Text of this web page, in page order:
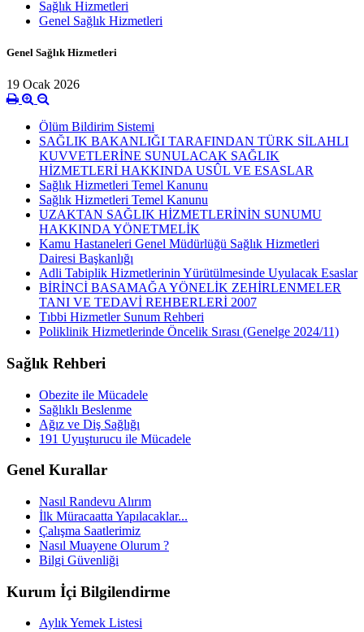
Sağlık Hizmetleri
Genel Sağlık Hizmetleri
Genel Sağlık Hizmetleri
19 Ocak 2026
Ölüm Bildirim Sistemi
SAĞLIK BAKANLIĞI TARAFINDAN TÜRK SİLAHLI
KUVVETLERİNE SUNULACAK SAĞLIK
HİZMETLERİ HAKKINDA USÛL VE ESASLAR
Sağlık Hizmetleri Temel Kanunu
Sağlık Hizmetleri Temel Kanunu
UZAKTAN SAĞLIK HİZMETLERİNİN SUNUMU
HAKKINDA YÖNETMELİK
Kamu Hastaneleri Genel Müdürlüğü Sağlık Hizmetleri
Dairesi Başkanlığı
Adli Tabiplik Hizmetlerinin Yürütülmesinde Uyulacak Esaslar
BİRİNCİ BASAMAĞA YÖNELİK ZEHİRLENMELER
TANI VE TEDAVİ REHBERLERİ 2007
Tıbbi Hizmetler Sunum Rehberi
Poliklinik Hizmetlerinde Öncelik Sırası (Genelge 2024/11)
Sağlık Rehberi
Obezite ile Mücadele
Sağlıklı Beslenme
Ağız ve Diş Sağlığı
191 Uyuşturucu ile Mücadele
Genel Kurallar
Nasıl Randevu Alırım
İlk Müracaatta Yapılacaklar...
Çalışma Saatlerimiz
Nasıl Muayene Olurum ?
Bilgi Güvenliği
Kurum İçi Bilgilendirme
Aylık Yemek Listesi